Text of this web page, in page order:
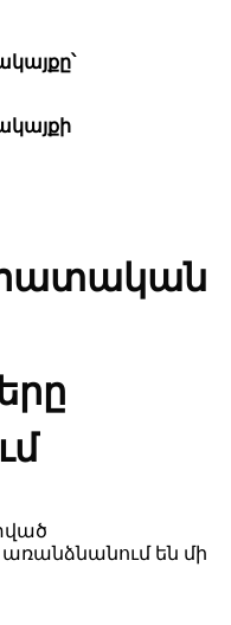
առանձնանում են մի